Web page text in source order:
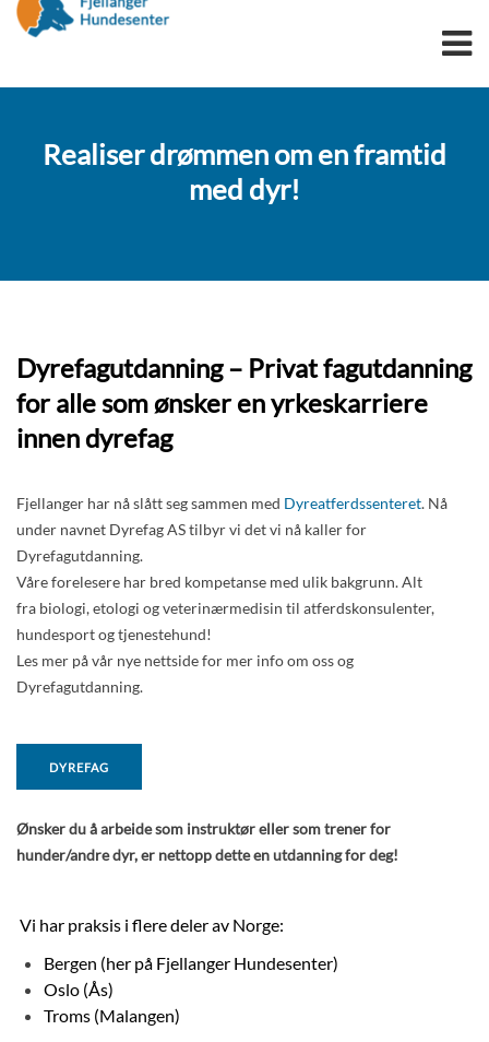
TIL SALGS
LÆRLINGER
DYREFAGARBEIDER
SØKSHUNDSERTIFIKAT
PENSJONAT
TANNPUSS
FYSIOTERAPI OG REHABLITERING
HUNDEFRISØR
PENSJONATBETINGELSER
VALPEKURS
VALPESOSIALISERING
VALPEKURS ONLINE
FJELLANGERHALLEN
BOOKING
Realiser drømmen om en framtid
med dyr!
Dyrefagutdanning – Privat fagutdanning
for alle som ønsker en yrkeskarriere
innen dyrefag
Fjellanger har nå slått seg sammen med Dyreatferdssenteret. Nå
under navnet Dyrefag AS tilbyr vi det vi nå kaller for
Dyrefagutdanning.
Våre forelesere har bred kompetanse med ulik bakgrunn. Alt
fra biologi, etologi og veterinærmedisin til atferdskonsulenter,
hundesport og tjenestehund!
Les mer på vår nye nettside for mer info om oss og
Dyrefagutdanning.
DYREFAG
Ønsker du å arbeide som instruktør eller som trener for
hunder/andre dyr, er nettopp dette en utdanning for deg!
Vi har praksis i flere deler av Norge:
Bergen (her på Fjellanger Hundesenter)
Oslo (Ås)
Troms (Malangen)